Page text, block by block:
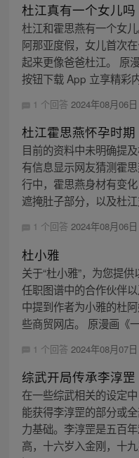
杜江真有一个女儿吗
杜江和霍思燕有一个女
阿那亚度假，女儿首次
起来更像爸爸杜江。 原
按钮下载 App 立享精彩内
1 个回答 2024年08月06
杜江霍思燕怀孕时期
目前的资料中未明确提
有信息显示网友猜测霍
行中，霍思燕身材有变
遮掩肚子部分，以及杜
1 个回答 2024年08月06
杜小雅
关于“杜小雅”，为您提
任职图谱中的合作伙伴
中提到作者为小雅的杜
些商贸网店。 原漫画《
1 个回答 2024年08月07
综武开局传承李淳罡
在一些综武相关的设定
能获得李淳罡的部分或
力基础。李淳罡是五百
高，十六岁入金刚，十